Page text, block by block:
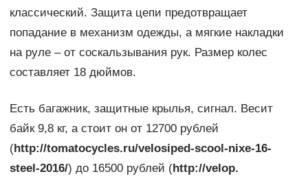
классический. Защита цепи предотвращает
попадание в механизм одежды, а мягкие накладки
на руле – от соскальзывания рук. Размер колес
составляет 18 дюймов.
Есть багажник, защитные крылья, сигнал. Весит
байк 9,8 кг, а стоит он от 12700 рублей
(http://tomatocycles.ru/velosiped-scool-nixe-16-
steel-2016/) до 16500 рублей (http://velop.